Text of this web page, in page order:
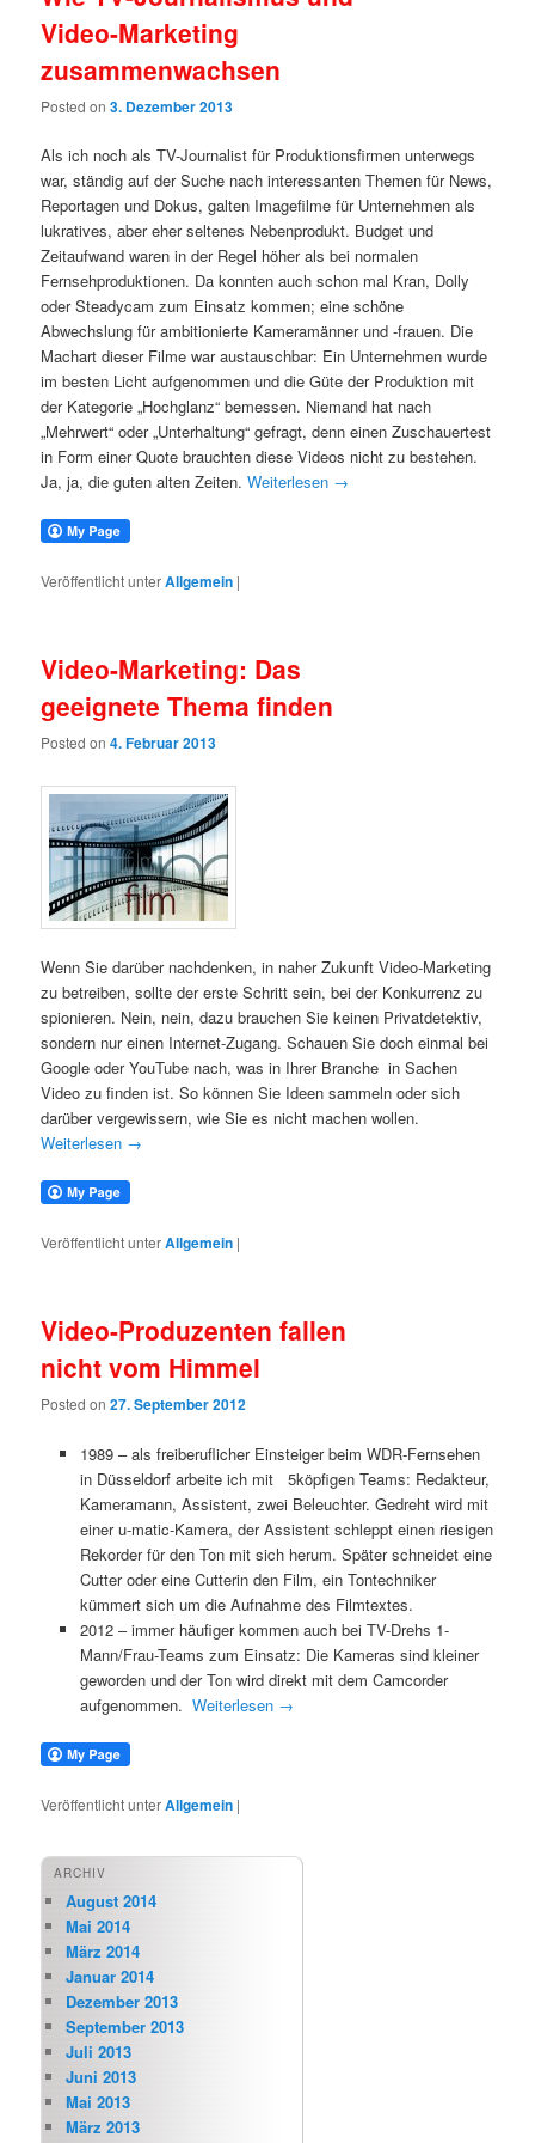
Video-Marketing
zusammenwachsen
Posted on3. Dezember 2013
Als ich noch als TV-Journalist für Produktionsfirmen unterwegs
war, ständig auf der Suche nach interessanten Themen für News,
Reportagen und Dokus, galten Imagefilme für Unternehmen als
lukratives, aber eher seltenes Nebenprodukt. Budget und
Zeitaufwand waren in der Regel höher als bei normalen
Fernsehproduktionen. Da konnten auch schon mal Kran, Dolly
oder Steadycam zum Einsatz kommen; eine schöne
Abwechslung für ambitionierte Kameramänner und -frauen. Die
Machart dieser Filme war austauschbar: Ein Unternehmen wurde
im besten Licht aufgenommen und die Güte der Produktion mit
der Kategorie „Hochglanz“ bemessen. Niemand hat nach
„Mehrwert“ oder „Unterhaltung“ gefragt, denn einen Zuschauertest
in Form einer Quote brauchten diese Videos nicht zu bestehen.
Ja, ja, die guten alten Zeiten.Weiterlesen →
Veröffentlicht unterAllgemein |
Video-Marketing: Das
geeignete Thema finden
Posted on4. Februar 2013
Wenn Sie darüber nachdenken, in naher Zukunft Video-Marketing
zu betreiben, sollte der erste Schritt sein, bei der Konkurrenz zu
spionieren. Nein, nein, dazu brauchen Sie keinen Privatdetektiv,
sondern nur einen Internet-Zugang. Schauen Sie doch einmal bei
Google oder YouTube nach, was in Ihrer Branche in Sachen
Video zu finden ist. So können Sie Ideen sammeln oder sich
darüber vergewissern, wie Sie es nicht machen wollen.
Weiterlesen →
Veröffentlicht unterAllgemein |
Video-Produzenten fallen
nicht vom Himmel
Posted on27. September 2012
1989 – als freiberuflicher Einsteiger beim WDR-Fernsehen
in Düsseldorf arbeite ich mit 5köpfigen Teams: Redakteur,
Kameramann, Assistent, zwei Beleuchter. Gedreht wird mit
einer u-matic-Kamera, der Assistent schleppt einen riesigen
Rekorder für den Ton mit sich herum. Später schneidet eine
Cutter oder eine Cutterin den Film, ein Tontechniker
kümmert sich um die Aufnahme des Filmtextes.
2012 – immer häufiger kommen auch bei TV-Drehs 1-
Mann/Frau-Teams zum Einsatz: Die Kameras sind kleiner
geworden und der Ton wird direkt mit dem Camcorder
aufgenommen. Weiterlesen →
Veröffentlicht unterAllgemein |
ARCHIV
August 2014
Mai 2014
März 2014
Januar 2014
Dezember 2013
September 2013
Juli 2013
Juni 2013
Mai 2013
März 2013